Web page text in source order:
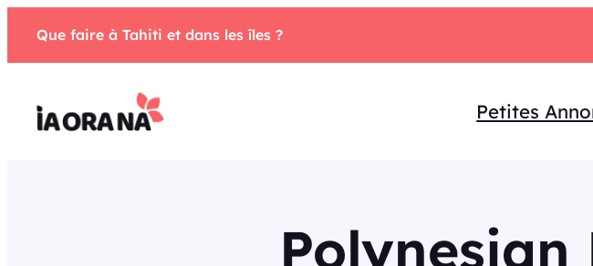
Que faire à Tahiti et dans les îles ?
Petites
Polynesian